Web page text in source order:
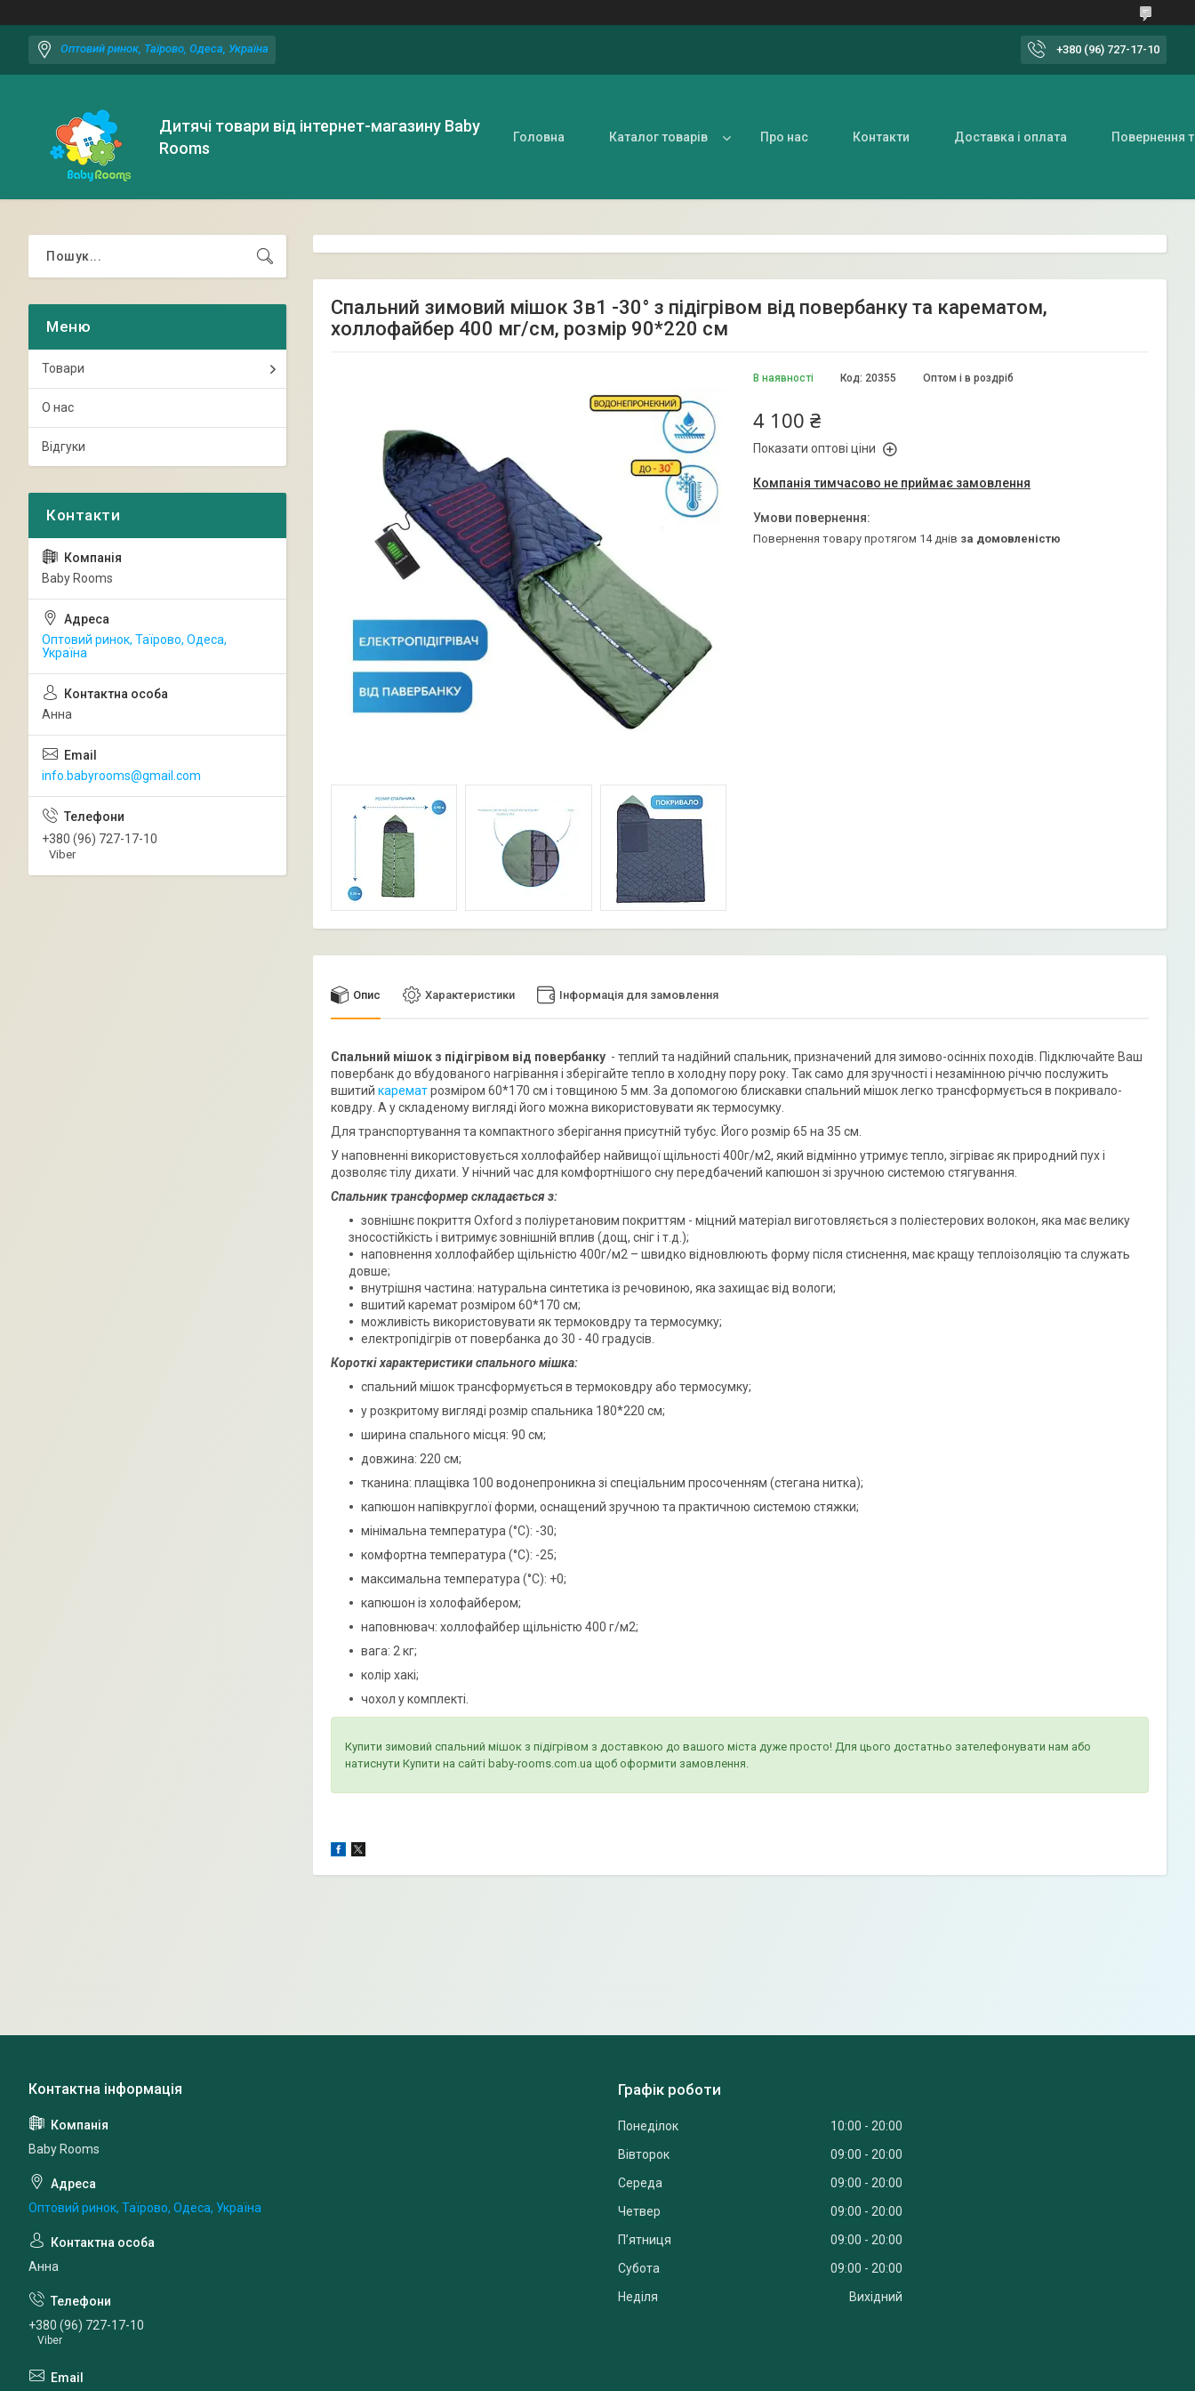
Оптовий ринок, Таїрово, Одеса, Україна +380 (96) 727-17-10
Дитячі товари від інтернет-магазину Baby
Rooms
Головна Каталог товарів Про нас Контакти Доставка і оплата Повернення
Спальний зимовий мішок 3в1 -30° з підігрівом від повербанку та карематом,
холлофайбер 400 мг/см, розмір 90*220 см
В наявності Оптом і в роздріб
Код: 20355
4 100 ₴
Показати оптові ціни
Компанія тимчасово не приймає замовлення
повернення товару протягом 14 днів за домовленістю
Опис Характеристики Інформація для замовлення
Спальний мішок з підігрівом від повербанку - теплий та надійний спальник, призначений для зимово-осінніх походів. Підключайте Ваш
повербанк до вбудованого нагрівання і зберігайте тепло в холодну пору року. Так само для зручності і незамінною річчю послужить
вшитий карематрозміром 60*170 см і товщиною 5 мм. За допомогою блискавки спальний мішок легко трансформується в покривало-
ковдру. А у складеному вигляді його можна використовувати як термосумку.
Для транспортування та компактного зберігання присутній тубус. Його розмір 65 на 35 см.
У наповненні використовується холлофайбер найвищої щільності 400г/м2, який відмінно утримує тепло, зігріває як природний пух і
дозволяє тілу дихати. У нічний час для комфортнішого сну передбачений капюшон зі зручною системою стягування.
Спальник трансформер складається з:
зовнішнє покриття Oxford з поліуретановим покриттям - міцний матеріал виготовляється з поліестерових волокон, яка має велику
зносостійкість і витримує зовнішній вплив (дощ, сніг і т.д.);
наповнення холлофайбер щільністю 400г/м2 – швидко відновлюють форму після стиснення, має кращу теплоізоляцію та служать
довше;
внутрішня частина: натуральна синтетика із речовиною, яка захищає від вологи;
вшитий каремат розміром 60*170 см;
можливість використовувати як термоковдру та термосумку;
електропідігрів от повербанка до 30 - 40 градусів.
Короткі характеристики спального мішка:
спальний мішок трансформується в термоковдру або термосумку;
у розкритому вигляді розмір спальника 180*220 см;
ширина спального місця: 90 см;
довжина: 220 см;
тканина: плащівка 100 водонепроникна зі спеціальним просоченням (стегана нитка);
капюшон напівкруглої форми, оснащений зручною та практичною системою стяжки;
мінімальна температура (°C): -30;
комфортна температура (°C): -25;
максимальна температура (°C): +0;
капюшон із холофайбером;
наповнювач: холлофайбер щільністю 400 г/м2;
вага: 2 кг;
колір хакі;
чохол у комплекті.
Купити зимовий спальний мішок з підігрівом з доставкою до вашого міста дуже просто! Для цього достатньо зателефонувати нам або
натиснути Купити на сайті baby-rooms.com.ua щоб оформити замовлення.
Товари
О нас
Відгуки
Baby Rooms
Оптовий ринок, Таїрово, Одеса,
Україна
Анна
info.babyrooms@gmail.com
+380 (96) 727-17-10
Viber
Baby Rooms
Оптовий ринок, Таїрово, Одеса, Україна
Анна
+380 (96) 727-17-10
Viber
Графік роботи
Понеділок 10:00
20:00
Вівторок
09:00
20:00
Середа
09:00
20:00
Четвер
09:00
20:00
Пʼятниця
09:00
20:00
Субота
09:00
20:00
Неділя
Вихідний